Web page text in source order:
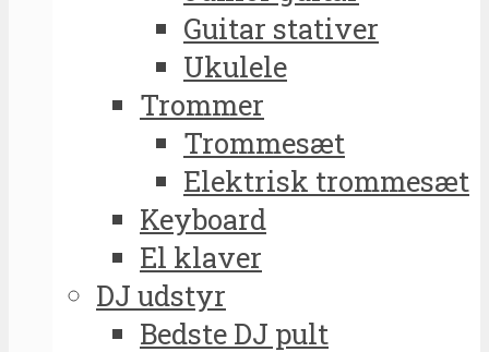
Guitar stativer
Ukulele
Trommer
Trommesæt
Elektrisk trommesæt
Keyboard
El klaver
DJ udstyr
Bedste DJ pult